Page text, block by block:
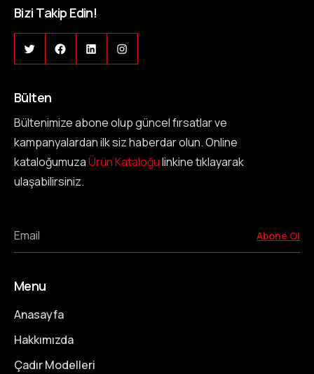
Bizi Takip Edin!
Bülten
Bültenimize abone olup güncel fırsatlar ve
kampanyalardan ilk siz haberdar olun. Online
kataloğumuzaÜrün Kataloğulinkine tıklayarak
ulaşabilirsiniz.
Email Abone Ol
Menu
Anasayfa
Hakkımızda
Çadır Modelleri